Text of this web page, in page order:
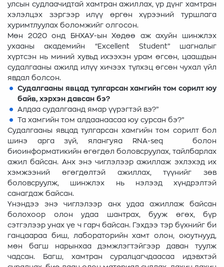
улсын судлаачидтай хамтран ажиллах, үр дүнг хамтран
хэлэлцэх зэргээр илүү өргөн хүрээний туршлага
хуримтлуулах боломжийг олгосон.
Мөн 2020 онд БНХАУ-ын Хөдөө аж ахуйн шинжлэх
ухааны академийн “Excellent Student” шагналыг
хүртсэн нь миний хувьд ихээхэн урам өгсөн, цаашдын
судалгааны ажилд илүү хичээх түлхэц өгсөн чухал үйл
явдал болсон.
Судалгааны явцад тулгарсан хамгийн том сорилт юу
байв, хэрхэн давсан бэ?
Алдаа судалгаанд ямар үүрэгтэй вэ?”
Та хамгийн том алдаанаасаа юу сурсан бэ?”
Судалгааны явцад тулгарсан хамгийн том сорилт бол
шинэ арга зүй, ялангуяа RNA-seq болон
биоинформатикийн өгөгдөл боловсруулах, тайлбарлах
ажил байсан. Анх энэ чиглэлээр ажиллаж эхлэхэд их
хэмжээний өгөгдөлтэй ажиллах, түүнийг зөв
боловсруулж, шинжлэх нь нэлээд хүндрэлтэй
санагдаж байсан.
Үнэндээ энэ чиглэлээр анх удаа ажиллаж байсан
болохоор олон удаа шантрах, бууж өгөх, бүр
сэтгэлээр унах үе ч гарч байсан. Гэхдээ тэр бүхнийг би
ганцаараа биш, лабораторийн хамт олон, оюутнууд,
мөн багш нарынхаа дэмжлэгтэйгээр даван туулж
чадсан. Багш, хамтран суралцагчдаасаа идэвхтэй